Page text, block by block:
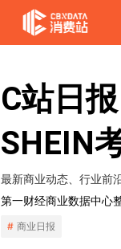
C站日
SHEIN
最新商业动态、行业前
第一财经商业数据中心
商业日报